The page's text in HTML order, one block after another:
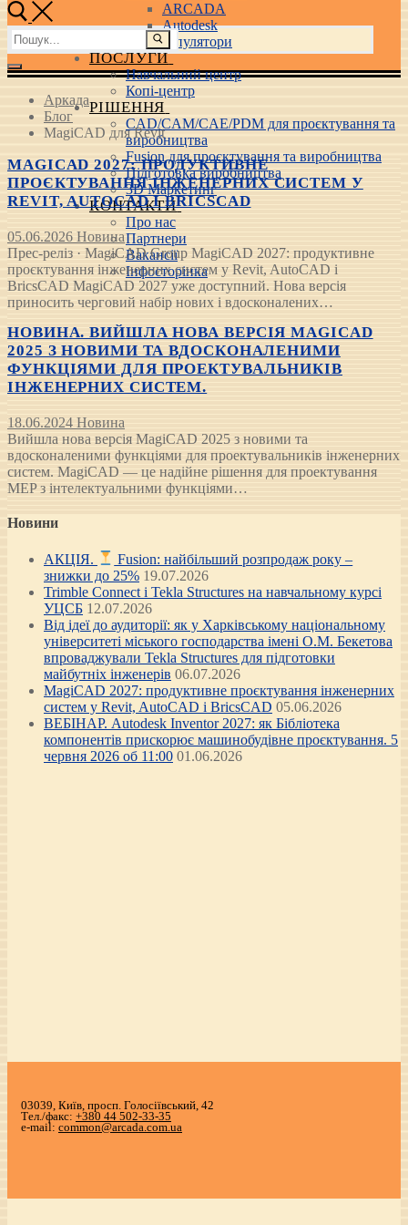
ARCADA
Autodesk
3D маніпулятори
ПОСЛУГИ
Навчальний центр
Копі-центр
РІШЕННЯ
CAD/CAM/CAE/PDM для проєктування та
виробництва
Fusion для проєктування та виробництва
Підготовка виробництва
3D Маркетинг
КОНТАКТИ
Про нас
Партнери
Вакансії
Інфосторінка
Пошук:
Аркада
Блог
MagiCAD для Revit
MAGICAD 2027: ПРОДУКТИВНЕ
ПРОЄКТУВАННЯ ІНЖЕНЕРНИХ СИСТЕМ У
REVIT, AUTOCAD І BRICSCAD
05.06.2026 Новина
Прес-реліз · MagiCAD Group MagiCAD 2027: продуктивне
проєктування інженерних систем у Revit, AutoCAD і
BricsCAD MagiCAD 2027 уже доступний. Нова версія
приносить черговий набір нових і вдосконалених…
НОВИНА. ВИЙШЛА НОВА ВЕРСІЯ MAGICAD
2025 З НОВИМИ ТА ВДОСКОНАЛЕНИМИ
ФУНКЦІЯМИ ДЛЯ ПРОЕКТУВАЛЬНИКІВ
ІНЖЕНЕРНИХ СИСТЕМ.
18.06.2024 Новина
Вийшла нова версія MagiCAD 2025 з новими та
вдосконаленими функціями для проектувальників інженерних
систем. MagiCAD — це надійне рішення для проектування
MEP з інтелектуальними функціями…
Новини
АКЦІЯ.
Fusion: найбільший розпродаж року –
знижки до 25% 19.07.2026
Trimble Connect і Tekla Structures на навчальному курсі
УЦСБ 12.07.2026
Від ідеї до аудиторії: як у Харківському національному
університеті міського господарства імені О.М. Бекетова
впроваджували Tekla Structures для підготовки
майбутніх інженерів 06.07.2026
MagiCAD 2027: продуктивне проєктування інженерних
систем у Revit, AutoCAD і BricsCAD 05.06.2026
ВЕБІНАР. Autodesk Inventor 2027: як Бібліотека
компонентів прискорює машинобудівне проєктування. 5
червня 2026 об 11:00 01.06.2026
03039, Київ, просп. Голосіївський, 42
Тел./факс: +380 44 502-33-35
e-mail: common@arcada.com.ua